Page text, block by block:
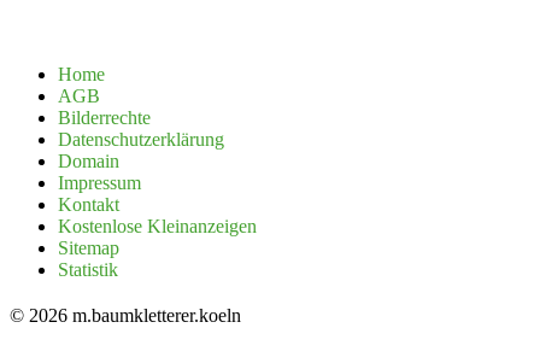
Home
AGB
Bilderrechte
Datenschutzerklärung
Domain
Impressum
Kontakt
Kostenlose Kleinanzeigen
Sitemap
Statistik
© 2026 m.baumkletterer.koeln